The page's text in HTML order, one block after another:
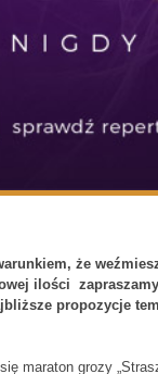
że
ilości
propozycje
maraton grozy